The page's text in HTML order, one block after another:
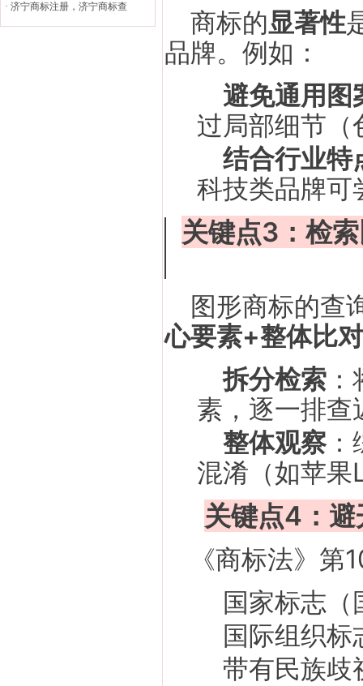
· 济宁商标注册，济宁商标查
商标的显著性
品牌。例如：
避免通用图
过局部细节（
结合行业特
科技类品牌可
关键点3：检
图形商标的查
心要素+整体比对
拆分检索
素，逐一排查
整体观察
混淆（如苹果
关键点4：
《商标法》第
国家标志（
国际组织标
带有民族歧